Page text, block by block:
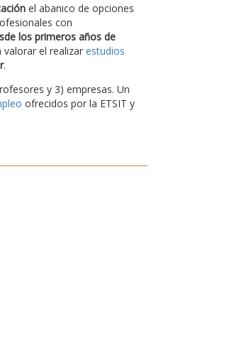
el abanico de opciones
con
los primeros años de
el realizar estudios
.
y 3) empresas. Un
ofrecidos por la ETSIT y